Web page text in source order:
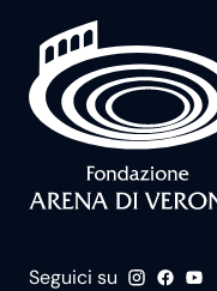
Seguici su